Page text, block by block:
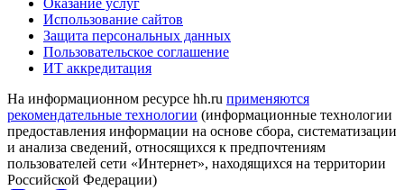
Использование сайтов
Защита персональных данных
Пользовательское соглашение
ИТ аккредитация
На информационном ресурсе hh.ru применяются
рекомендательные технологии (информационные технологии
предоставления информации на основе сбора, систематизации
и анализа сведений, относящихся к предпочтениям
пользователей сети «Интернет», находящихся на территории
Российской Федерации)